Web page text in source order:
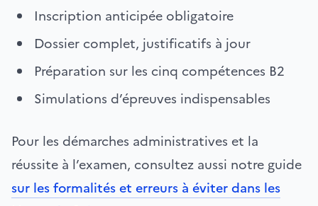
Inscription anticipée obligatoire
Dossier complet, justificatifs à jour
Préparation sur les cinq compétences B2
Simulations d’épreuves indispensables
Pour les démarches administratives et la
réussite à l’examen, consultez aussi notre guide
sur les formalités et erreurs à éviter dans les